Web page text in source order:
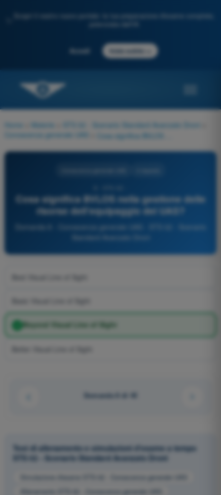
Scopri il nostro nuovo portale: la tua preparazione d'esame completa,
Accedi Inizia subito
Home Materie STS 02 - Scenario Standard Avanzato Droni
Conoscenza generale UAS
Cosa significa BVLOS nella gestione delle
risorse dell'equipaggio del UAS?
Beyond Visual Line of Sight
Domanda 8 di 45
Test di allenamento e simulazioni d'esame a tempo
STS 02 - Scenario Standard Avanzato Droni
Simulazione d'esame STS-02 - Conoscenza generale UAS
Allenamento STS-02 - Conoscenza generale UAS